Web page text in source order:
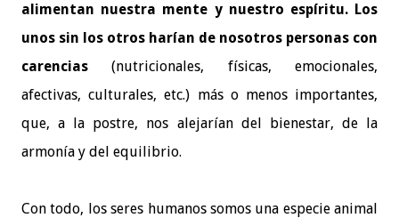
alimentan nuestra mente y nuestro espíritu. Los
unos sin los otros harían de nosotros personas con
carencias (nutricionales, físicas, emocionales,
afectivas, culturales, etc.) más o menos importantes,
que, a la postre, nos alejarían del bienestar, de la
armonía y del equilibrio.
Con todo, los seres humanos somos una especie animal